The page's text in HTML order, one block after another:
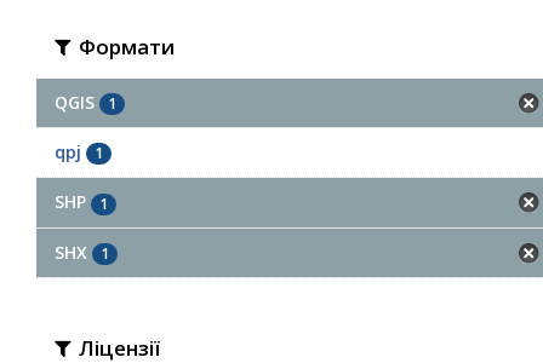
Формати
QGIS 1
qpj 1
SHP 1
SHX 1
Ліцензії